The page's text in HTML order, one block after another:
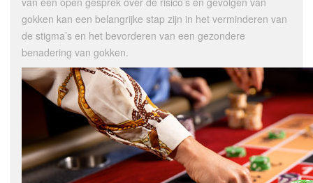
gokken kan een belangrijke stap zijn in het verminderen van
de stigma’s en het bevorderen van een gezondere
benadering van gokken.